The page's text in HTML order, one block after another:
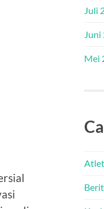
Juli
Juni
Mei
Atlet